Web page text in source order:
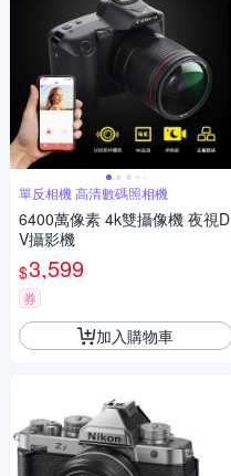
單反相機 高清數碼照相機
6400萬像素 4k雙攝像機 夜視D
V攝影機
$3,599
券
加入購物車